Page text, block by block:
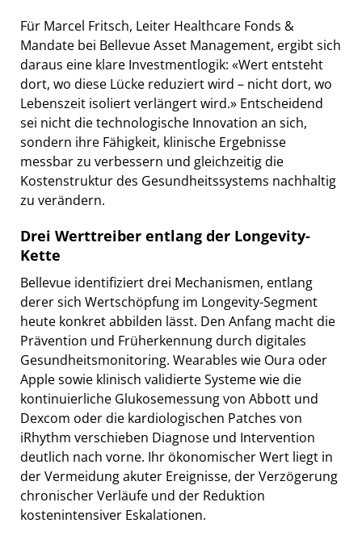
Für Marcel Fritsch, Leiter Healthcare Fonds &
Mandate bei Bellevue Asset Management, ergibt sich
daraus eine klare Investmentlogik: «Wert entsteht
dort, wo diese Lücke reduziert wird – nicht dort, wo
Lebenszeit isoliert verlängert wird.» Entscheidend
sei nicht die technologische Innovation an sich,
sondern ihre Fähigkeit, klinische Ergebnisse
messbar zu verbessern und gleichzeitig die
Kostenstruktur des Gesundheitssystems nachhaltig
zu verändern.
Drei Werttreiber entlang der Longevity-
Kette
Bellevue identifiziert drei Mechanismen, entlang
derer sich Wertschöpfung im Longevity-Segment
heute konkret abbilden lässt. Den Anfang macht die
Prävention und Früherkennung durch digitales
Gesundheitsmonitoring. Wearables wie Oura oder
Apple sowie klinisch validierte Systeme wie die
kontinuierliche Glukosemessung von Abbott und
Dexcom oder die kardiologischen Patches von
iRhythm verschieben Diagnose und Intervention
deutlich nach vorne. Ihr ökonomischer Wert liegt in
der Vermeidung akuter Ereignisse, der Verzögerung
chronischer Verläufe und der Reduktion
kostenintensiver Eskalationen.